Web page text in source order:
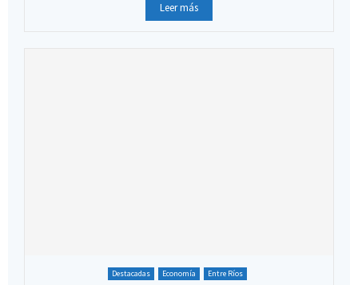
Leer más
Destacadas Economía Entre Ríos